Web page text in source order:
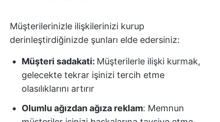
Müşterilerinizle ilişkilerinizi kurup
derinleştirdiğinizde şunları elde edersiniz:
Müşteri sadakati: Müşterilerle ilişki kurmak,
gelecekte tekrar işinizi tercih etme
olasılıklarını artırır
Olumlu ağızdan ağıza reklam: Memnun